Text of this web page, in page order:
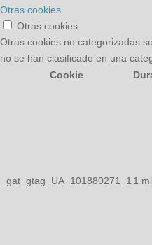
Otras cookies
Otras cookies
Otras cookies no categorizadas
no se han clasificado en una
Cookie
_gat_gtag_UA_101880271_1 1